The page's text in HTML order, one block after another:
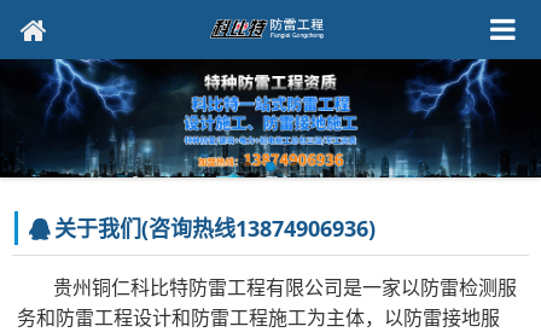
关于我们(咨询热线13874906936)
贵州铜仁科比特防雷工程有限公司是一家以防雷检测服
务和防雷工程设计和防雷工程施工为主体，以防雷接地服